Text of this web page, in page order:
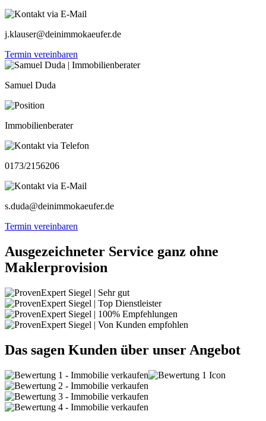
j.klauser@deinimmokaeufer.de
Termin vereinbaren
Samuel Duda
Immobilienberater
0173/2156206
s.duda@deinimmokaeufer.de
Termin vereinbaren
Ausgezeichneter Service ganz ohne
Maklerprovision
Das sagen Kunden über unser Angebot